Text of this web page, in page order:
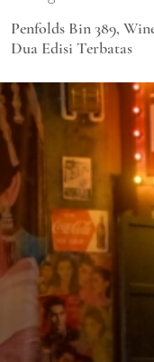
Penfolds Bin 389,
Dua Edisi Terbatas